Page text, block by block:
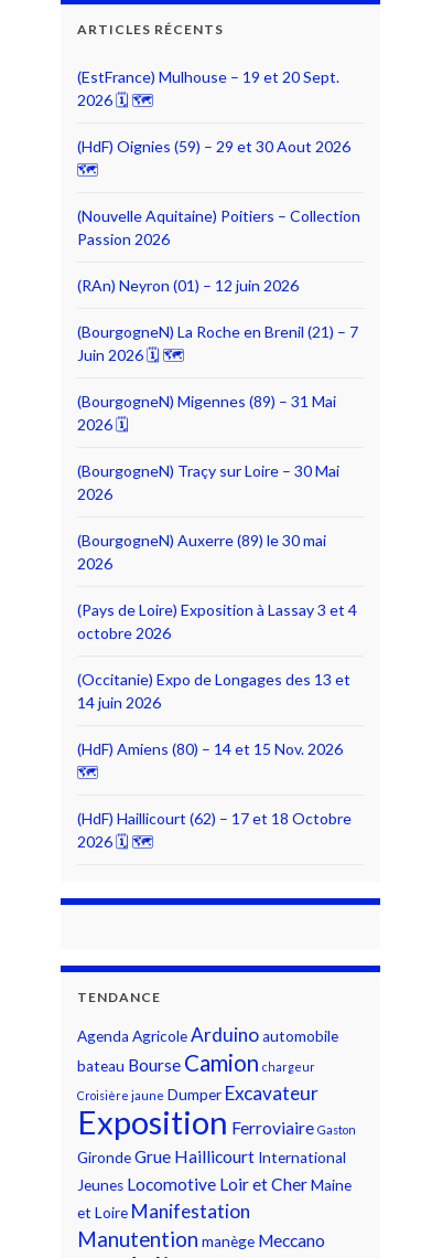
ARTICLES RÉCENTS
(EstFrance) Mulhouse – 19 et 20 Sept.
2026 🗓 🗺
(HdF) Oignies (59) – 29 et 30 Aout 2026
🗺
(Nouvelle Aquitaine) Poitiers – Collection
Passion 2026
(RAn) Neyron (01) – 12 juin 2026
(BourgogneN) La Roche en Brenil (21) – 7
Juin 2026 🗓 🗺
(BourgogneN) Migennes (89) – 31 Mai
2026 🗓
(BourgogneN) Traçy sur Loire – 30 Mai
2026
(BourgogneN) Auxerre (89) le 30 mai
2026
(Pays de Loire) Exposition à Lassay 3 et 4
octobre 2026
(Occitanie) Expo de Longages des 13 et
14 juin 2026
(HdF) Amiens (80) – 14 et 15 Nov. 2026
🗺
(HdF) Haillicourt (62) – 17 et 18 Octobre
2026 🗓 🗺
TENDANCE
Agenda AgricoleArduinoautomobile
bateau Bourse Camion chargeur
Croisière jaune Dumper Excavateur
Exposition Ferroviaire Gaston
GirondeGrue Haillicourt International
Jeunes Locomotive Loir et CherMaine
et Loire Manifestation
Manutention manège Meccano